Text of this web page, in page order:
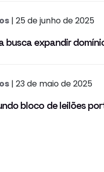
| 25 de junho de 2025
busca expandir
| 23 de maio de 2025
bloco de leilões